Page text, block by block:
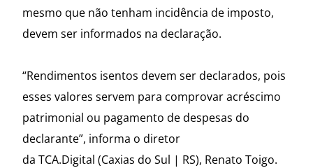
mesmo que não tenham incidência de imposto,
devem ser informados na declaração.
“Rendimentos isentos devem ser declarados, pois
esses valores servem para comprovar acréscimo
patrimonial ou pagamento de despesas do
declarante”, informa o diretor
da TCA.Digital (Caxias do Sul | RS), Renato Toigo.